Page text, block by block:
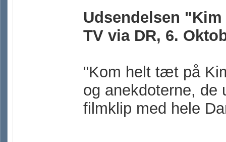
Udsendelsen
TV via DR, 6.
"Kom helt tæt på
og anekdoterne,
filmklip med hele